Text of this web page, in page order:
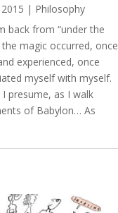
| Philosophy
back from “under the
magic occurred, once
experienced, once
myself with myself.
presume, as I walk
of Babylon… As